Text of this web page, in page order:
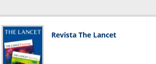
Revista The Lancet